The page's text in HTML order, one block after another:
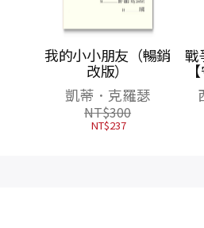
（暢銷 戰爭討厭的事（加贈
【守護家園海報&吳
宜蓉╳諶淑婷精彩導
讀】）
西莫．阿巴迪亞
NT$
NT$